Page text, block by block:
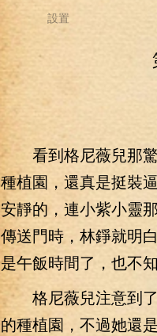
設置
看到格尼薇兒那驚
種植園，還真是挺裝
安靜的，連小紫小靈
傳送門時，林錚就明
是午飯時間了，也不
格尼薇兒注意到了
的種植園，不過她還